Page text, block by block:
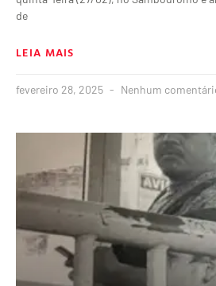
de
LEIA MAIS
fevereiro 28, 2025 Nenhum